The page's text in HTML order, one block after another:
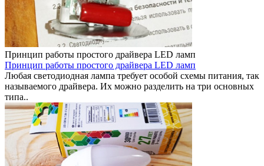
Принцип работы простого драйвера LED ламп
Принцип работы простого драйвера LED ламп
Любая светодиодная лампа требует особой схемы питания, так
называемого драйвера. Их можно разделить на три основных
типа..